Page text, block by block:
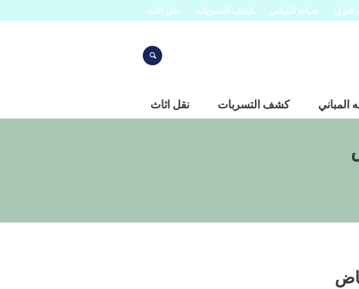
صيانه المباني كشف التسربات نقل اثاث
المباني كشف التسربات نقل اثاث